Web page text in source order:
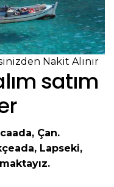
Nakit Alınır
satım
Çan.
Lapseki,